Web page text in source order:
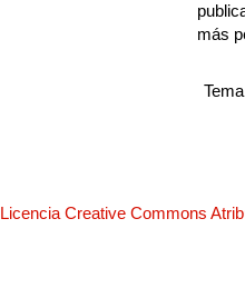
más
Licencia Creative Commons